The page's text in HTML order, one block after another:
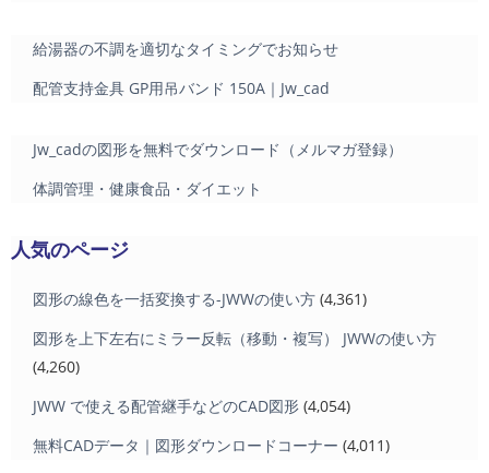
給湯器の不調を適切なタイミングでお知らせ
配管支持金具 GP用吊バンド 150A｜Jw_cad
Jw_cadの図形を無料でダウンロード（メルマガ登録）
体調管理・健康食品・ダイエット
人気のページ
図形の線色を一括変換する-JWWの使い方 (4,361)
図形を上下左右にミラー反転（移動・複写） JWWの使い方
(4,260)
JWW で使える配管継手などのCAD図形 (4,054)
無料CADデータ｜図形ダウンロードコーナー (4,011)